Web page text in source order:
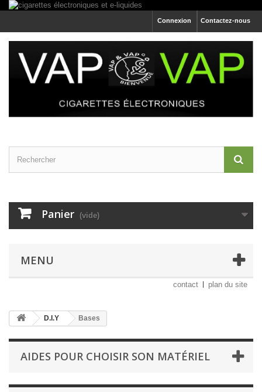
Contactez-nous
Connexion
Panier (vide)
MENU
contact plan du site
D.I.Y Bases
AIDES POUR CHOISIR SON MATÉRIEL